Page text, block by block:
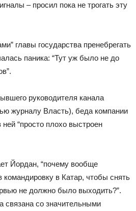
– просил пока не трогать эту
главы государства пренебрегать
паника: “Тут уж было не до
руководителя канала
журналу Власть), беда компании
“просто плохо выстроен
Йордан, “почему вообще
в Катар, чтобы снять
не должно было выходить?”.
связана со значительными